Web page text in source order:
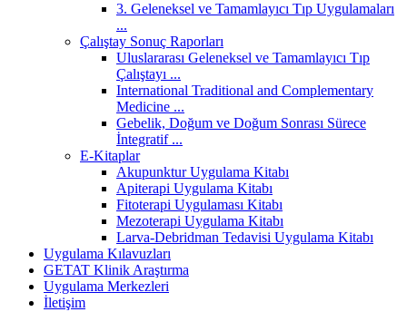
3. Geleneksel ve Tamamlayıcı Tıp Uygulamaları
...
Çalıştay Sonuç Raporları
Uluslararası Geleneksel ve Tamamlayıcı Tıp
Çalıştayı ...
International Traditional and Complementary
Medicine ...
Gebelik, Doğum ve Doğum Sonrası Sürece
İntegratif ...
E-Kitaplar
Akupunktur Uygulama Kitabı
Apiterapi Uygulama Kitabı
Fitoterapi Uygulaması Kitabı
Mezoterapi Uygulama Kitabı
Larva-Debridman Tedavisi Uygulama Kitabı
Uygulama Kılavuzları
GETAT Klinik Araştırma
Uygulama Merkezleri
İletişim